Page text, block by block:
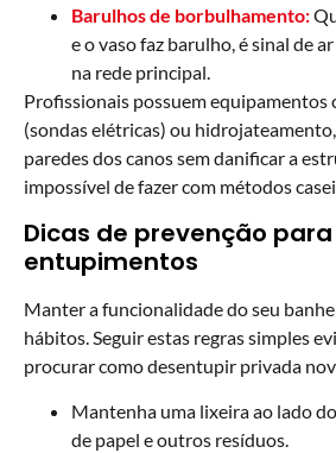
Barulhos de borbulhamento:
e o vaso faz barulho, é sinal de
na rede principal.
Profissionais possuem
(sondas elétricas) ou
paredes dos canos sem danificar a
impossível de fazer com métodos
Dicas de prevenção
entupimentos
Manter a funcionalidade do seu
hábitos. Seguir estas regras simples
procurar como desentupir privada
Mantenha uma lixeira ao lado
de papel e outros resíduos.